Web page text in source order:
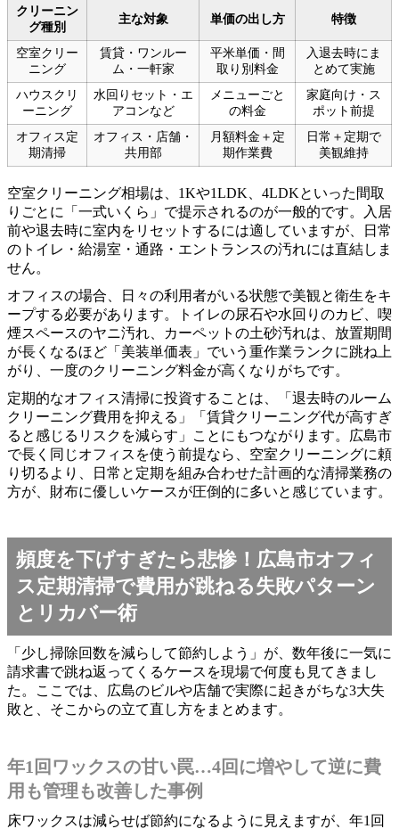
クリーニン
グ種別
主な対象 単価の出し方 特徴
空室クリー
ニング
賃貸・ワンルー
ム・一軒家
平米単価・間
取り別料金
入退去時にま
とめて実施
ハウスクリ
ーニング
水回りセット・エ
アコンなど
メニューごと
の料金
家庭向け・ス
ポット前提
オフィス定
期清掃
オフィス・店舗・
共用部
月額料金＋定
期作業費
日常＋定期で
美観維持
空室クリーニング相場は、1Kや1LDK、4LDKといった間取
りごとに「一式いくら」で提示されるのが一般的です。入居
前や退去時に室内をリセットするには適していますが、日常
のトイレ・給湯室・通路・エントランスの汚れには直結しま
せん。
オフィスの場合、日々の利用者がいる状態で美観と衛生をキ
ープする必要があります。トイレの尿石や水回りのカビ、喫
煙スペースのヤニ汚れ、カーペットの土砂汚れは、放置期間
が長くなるほど「美装単価表」でいう重作業ランクに跳ね上
がり、一度のクリーニング料金が高くなりがちです。
定期的なオフィス清掃に投資することは、「退去時のルーム
クリーニング費用を抑える」「賃貸クリーニング代が高すぎ
ると感じるリスクを減らす」ことにもつながります。広島市
で長く同じオフィスを使う前提なら、空室クリーニングに頼
り切るより、日常と定期を組み合わせた計画的な清掃業務の
方が、財布に優しいケースが圧倒的に多いと感じています。
頻度を下げすぎたら悲惨！広島市オフィ
ス定期清掃で費用が跳ねる失敗パターン
とリカバー術
「少し掃除回数を減らして節約しよう」が、数年後に一気に
請求書で跳ね返ってくるケースを現場で何度も見てきまし
た。ここでは、広島のビルや店舗で実際に起きがちな3大失
敗と、そこからの立て直し方をまとめます。
年1回ワックスの甘い罠…4回に増やして逆に費
用も管理も改善した事例
床ワックスは減らせば節約になるように見えますが、年1回